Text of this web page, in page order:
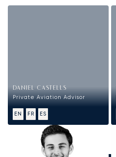
DANIEL CASTELLS
Private Aviation Advisor
EN FR ES